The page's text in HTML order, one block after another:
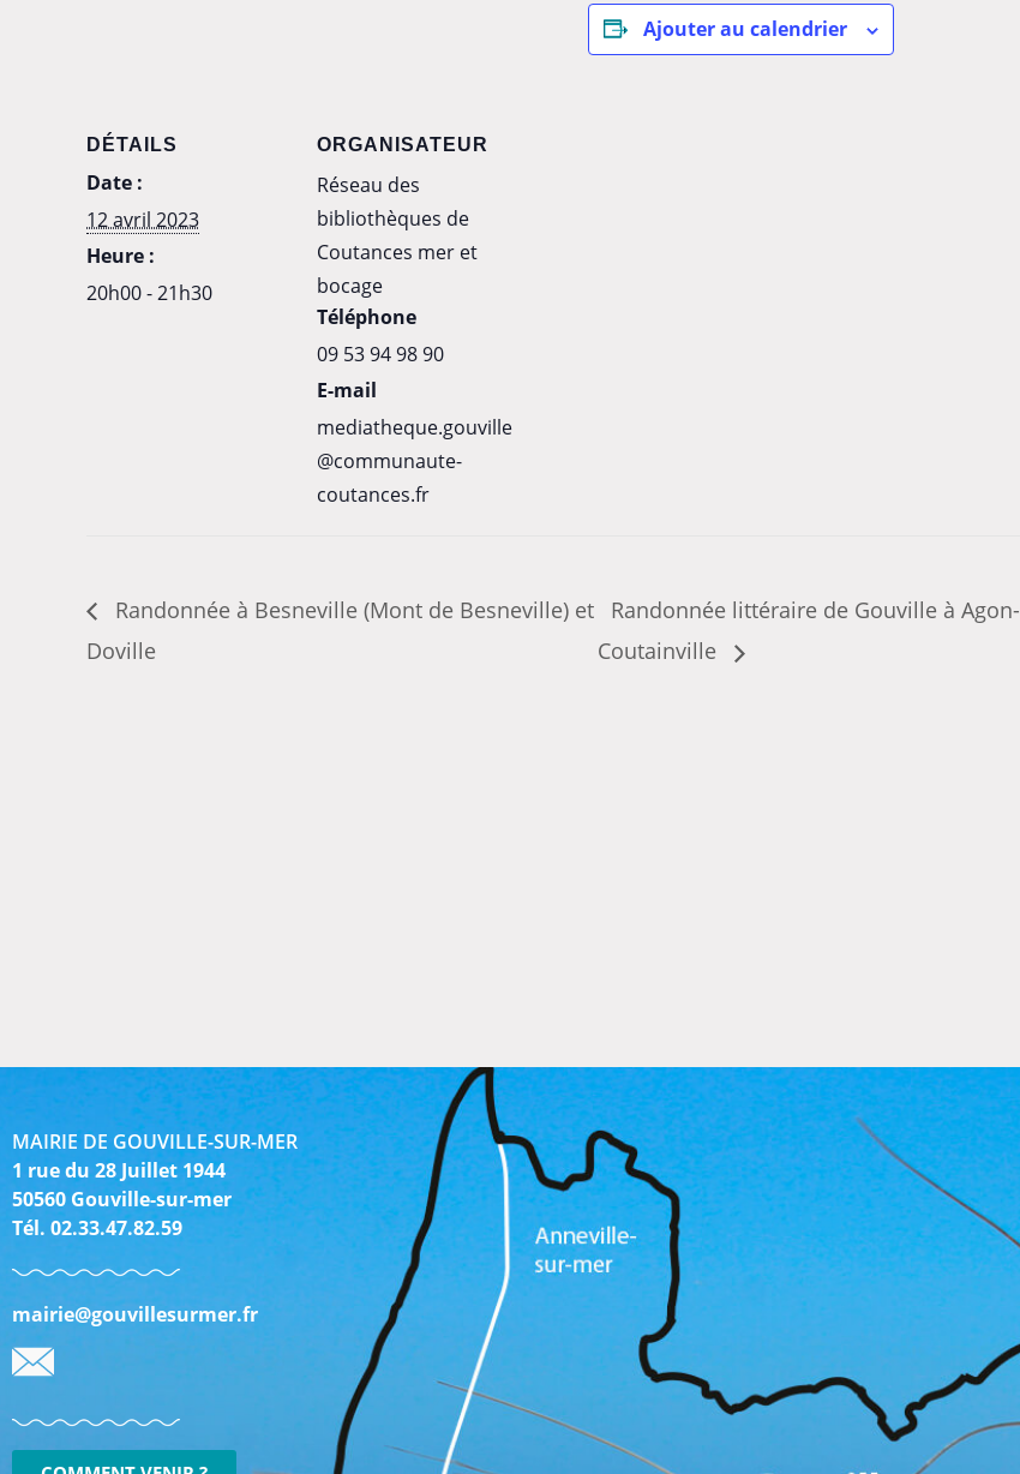
Ajouter au calendrier
DÉTAILS
Date :
12 avril 2023
Heure :
20h00 - 21h30
ORGANISATEUR
Réseau des
bibliothèques de
Coutances mer et
bocage
Téléphone
09 53 94 98 90
E-mail
mediatheque.gouville
@communaute-
coutances.fr
Randonnée à Besneville (Mont de Besneville) et
Doville
Randonnée littéraire de Gouville à Agon-
Coutainville
MAIRIE DE GOUVILLE-SUR-MER
1 rue du 28 Juillet 1944
50560 Gouville-sur-mer
Tél. 02.33.47.82.59
mairie@gouvillesurmer.fr